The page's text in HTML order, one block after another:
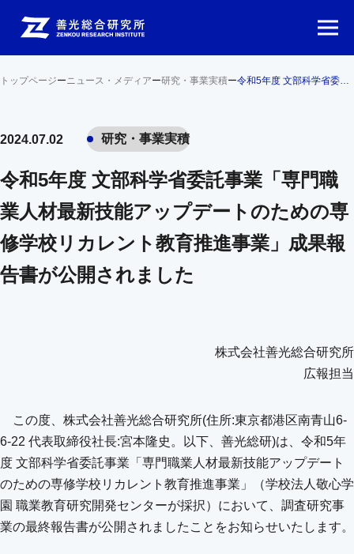
トップページーニュース・メディアー研究・事業実積ー 令和5年度 文部科学省委託事業「専門職業人材最新技能アップデートのための専修学校リカレント教育推進事業」成果報告書が公開されました
2024.07.02 研究・事業実積
令和5年度 文部科学省委託事業「専門職
業人材最新技能アップデートのための専
修学校リカレント教育推進事業」成果報
告書が公開されました
株式会社善光総合研究所
広報担当
この度、株式会社善光総合研究所(住所:東京都港区南青山6-
6-22 代表取締役社長:宮本隆史。以下、善光総研)は、令和5年
度 文部科学省委託事業「専門職業人材最新技能アップデート
のための専修学校リカレント教育推進事業」（学校法人敬心学
園 職業教育研究開発センターが採択）において、調査研究事
業の最終報告書が公開されましたことをお知らせいたします。